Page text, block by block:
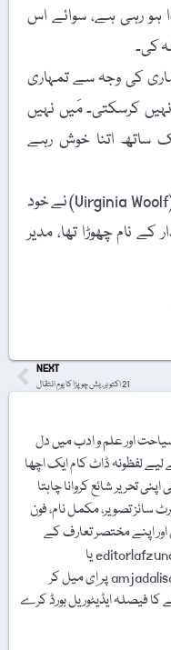
ہو رہی ہے، سوائے اس
کی۔
کی وجہ سے تمہاری
کرسکتی۔ مَیں نہیں
ساتھ اتنا خوش رہے
(واضح رہے کہ یہ نوٹ ’’ورجینا وولف‘‘ (Virginia Woolf) نے خود
نام چھوڑا تھا، مدیر
NEXT
21 اکتوبر، یش چوپڑا کا یومِ انتقال
اور علم و ادب میں دل
لفظونہ ڈاٹ کام ایک اچھا
تحریر شائع کروانا چاہتا
سائز تصویر، مکمل نام، فون
اپنے مختصر تعارف کے
ساتھ editorlafzuna@gmail.com یا
amjadalisahaab@gmail.com پر اِی میل کر
کا فیصلہ ایڈیٹوریل بورڈ کرے